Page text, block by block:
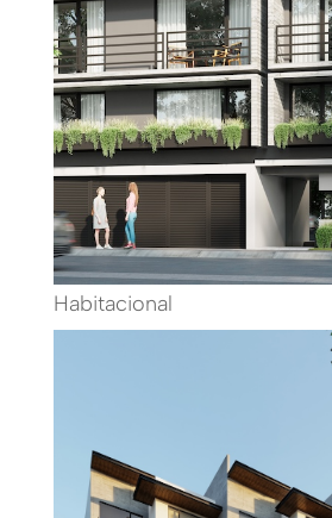
Habitacional